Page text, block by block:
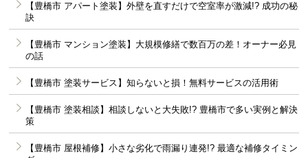
【豊橋市 アパート塗装】外壁を直すだけで空室率が激減!? 成功の秘
訣
【豊橋市 マンション塗装】大規模修繕で数百万の差！オーナー必見
の話
【豊橋市 塗装サービス】知らないと損！無料サービスの活用術
【豊橋市 塗装相談】相談しないと大失敗!? 豊橋市で多い実例と解決
策
【豊橋市 屋根補修】小さな劣化で雨漏り連発!? 最適な補修タイミン